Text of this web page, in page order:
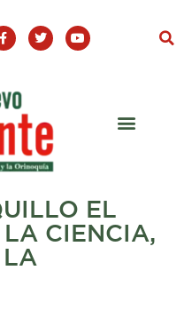
F
a
c
o
o
-
T
w
i
Y
o
u
EL
CIENCIA,
LA